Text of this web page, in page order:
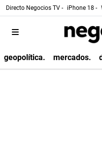
Directo Negocios TV - iPhone 18 -
geopolítica. mercados.